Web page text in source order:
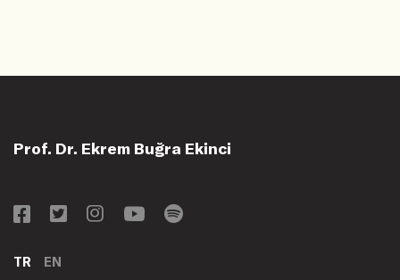
Prof. Dr. Ekrem Buğra Ekinci
TR EN